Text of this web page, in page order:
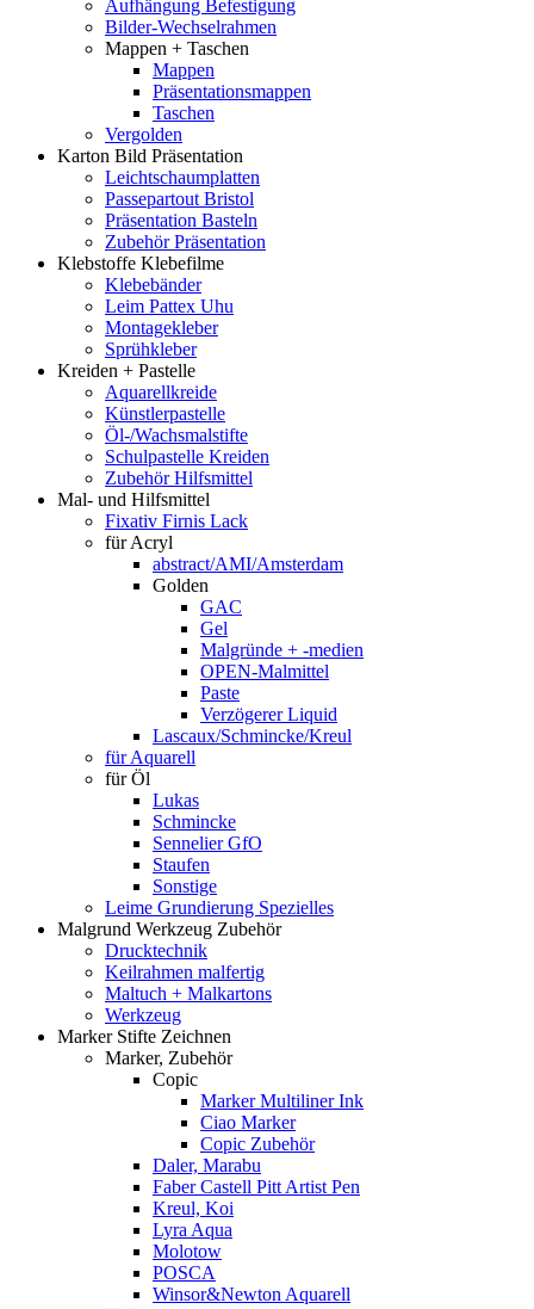
Aufhängung Befestigung
Bilder-Wechselrahmen
Mappen + Taschen
Mappen
Präsentationsmappen
Taschen
Vergolden
Karton Bild Präsentation
Leichtschaumplatten
Passepartout Bristol
Präsentation Basteln
Zubehör Präsentation
Klebstoffe Klebefilme
Klebebänder
Leim Pattex Uhu
Montagekleber
Sprühkleber
Kreiden + Pastelle
Aquarellkreide
Künstlerpastelle
Öl-/Wachsmalstifte
Schulpastelle Kreiden
Zubehör Hilfsmittel
Mal- und Hilfsmittel
Fixativ Firnis Lack
für Acryl
abstract/AMI/Amsterdam
Golden
GAC
Gel
Malgründe + -medien
OPEN-Malmittel
Paste
Verzögerer Liquid
Lascaux/Schmincke/Kreul
für Aquarell
für Öl
Lukas
Schmincke
Sennelier GfO
Staufen
Sonstige
Leime Grundierung Spezielles
Malgrund Werkzeug Zubehör
Drucktechnik
Keilrahmen malfertig
Maltuch + Malkartons
Werkzeug
Marker Stifte Zeichnen
Marker, Zubehör
Copic
Marker Multiliner Ink
Ciao Marker
Copic Zubehör
Daler, Marabu
Faber Castell Pitt Artist Pen
Kreul, Koi
Lyra Aqua
Molotow
POSCA
Winsor&Newton Aquarell